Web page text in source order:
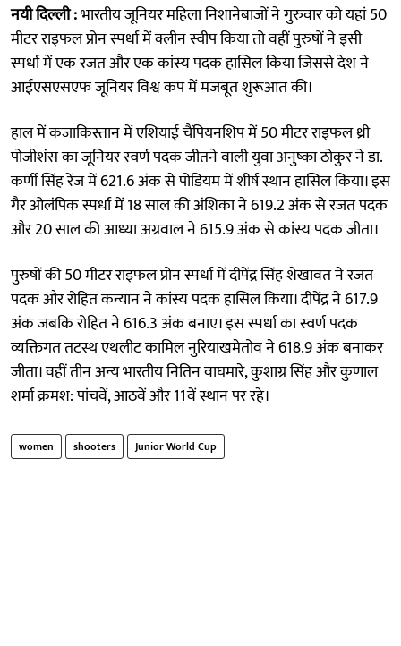
नयी दिल्ली :भारतीय जूनियर महिला निशानेबाजों ने गुरुवार को यहां 50
मीटर राइफल प्रोन स्पर्धा में क्लीन स्वीप किया तो वहीं पुरुषों ने इसी
स्पर्धा में एक रजत और एक कांस्य पदक हासिल किया जिससे देश ने
आईएसएसएफ जूनियर विश्व कप में मजबूत शुरूआत की।
हाल में कजाकिस्तान में एशियाई चैंपियनशिप में 50 मीटर राइफल थ्री
पोजीशंस का जूनियर स्वर्ण पदक जीतने वाली युवा अनुष्का ठोकुर ने डा.
कर्णी सिंह रेंज में 621.6 अंक से पोडियम में शीर्ष स्थान हासिल किया। इस
गैर ओलंपिक स्पर्धा में 18 साल की अंशिका ने 619.2 अंक से रजत पदक
और 20 साल की आध्या अग्रवाल ने 615.9 अंक से कांस्य पदक जीता।
पुरुषों की 50 मीटर राइफल प्रोन स्पर्धा में दीपेंद्र सिंह शेखावत ने रजत
पदक और रोहित कन्यान ने कांस्य पदक हासिल किया। दीपेंद्र ने 617.9
अंक जबकि रोहित ने 616.3 अंक बनाए। इस स्पर्धा का स्वर्ण पदक
व्यक्तिगत तटस्थ एथलीट कामिल नुरियाखमेतोव ने 618.9 अंक बनाकर
जीता। वहीं तीन अन्य भारतीय नितिन वाघमारे, कुशाग्र सिंह और कुणाल
शर्मा क्रमश: पांचवें, आठवें और 11वें स्थान पर रहे।
women shooters Junior World Cup